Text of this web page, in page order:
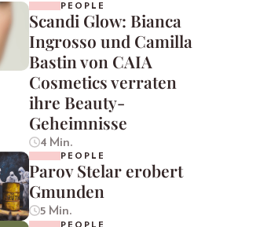
PEOPLE
Scandi Glow: Bianca
Ingrosso und Camilla
Bastin von CAIA
Cosmetics verraten
ihre Beauty-
Geheimnisse
4 Min.
PEOPLE
Parov Stelar erobert
Gmunden
5 Min.
PEOPLE